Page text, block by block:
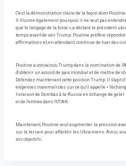
C'est la démonstration claire de la façon dont
Il illustre également pourquoi il ne veut pas
que le langage de la force », a déclaré le président
temps avant de voir Trump. Poutine préfère
affirmations et, en attendant, continue de tuer des
Poutine a convaincu Trump dans la nomination de
d'obtenir un accord de paix mondial et de mettre de
Défendez maintenant cette position Trump. Il s'agit
exigences maximalistes sur ce qu'il appelle «
livraison de Dombás à la Russie en échange de
et de l'entrée dans l'OTAN.
Maintenant, Poutine veut augmenter la pression
sur le terrain pour affaiblir les Ukrainiens. Ainsi,
vos objectifs.